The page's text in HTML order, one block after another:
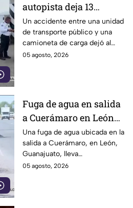
autopista deja 13
lesionados: transporte
público choca contra
camioneta en la
México-Pachuca
Un accidente entre una unidad
de transporte público y una
camioneta de carga dejó al
menos 13 personas lesionadas
05 agosto, 2026
Fuga de agua en salida
a Cuerámaro en León
cumple un año; parece
alberca
Una fuga de agua ubicada en la
salida a Cuerámaro, en León,
Guanajuato, lleva
aproximadamente un año sin
05 agosto, 2026